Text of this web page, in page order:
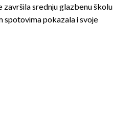
završila srednju glazbenu školu
spotovima pokazala i svoje